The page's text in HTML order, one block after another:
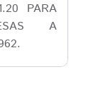
PARA
A